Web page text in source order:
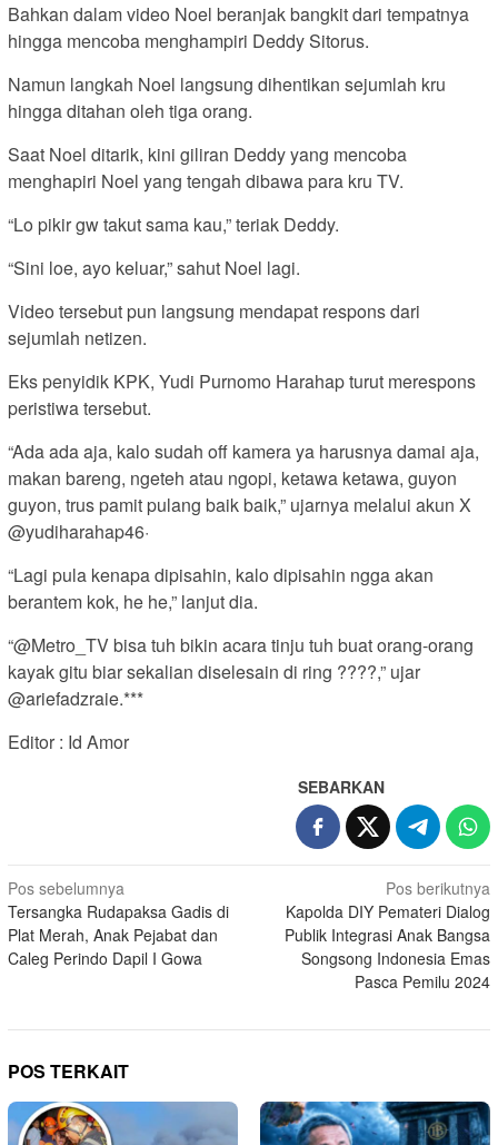
Bahkan dalam video Noel beranjak bangkit dari tempatnya
hingga mencoba menghampiri Deddy Sitorus.
Namun langkah Noel langsung dihentikan sejumlah kru
hingga ditahan oleh tiga orang.
Saat Noel ditarik, kini giliran Deddy yang mencoba
menghapiri Noel yang tengah dibawa para kru TV.
“Lo pikir gw takut sama kau,” teriak Deddy.
“Sini loe, ayo keluar,” sahut Noel lagi.
Video tersebut pun langsung mendapat respons dari
sejumlah netizen.
Eks penyidik KPK, Yudi Purnomo Harahap turut merespons
peristiwa tersebut.
“Ada ada aja, kalo sudah off kamera ya harusnya damai aja,
makan bareng, ngeteh atau ngopi, ketawa ketawa, guyon
guyon, trus pamit pulang baik baik,” ujarnya melalui akun X
@yudiharahap46·
“Lagi pula kenapa dipisahin, kalo dipisahin ngga akan
berantem kok, he he,” lanjut dia.
“@Metro_TV bisa tuh bikin acara tinju tuh buat orang-orang
kayak gitu biar sekalian diselesain di ring ????,” ujar
@ariefadzraie.***
Editor : Id Amor
SEBARKAN
Navigasi
pos
Pos sebelumnya
Tersangka Rudapaksa Gadis di
Plat Merah, Anak Pejabat dan
Caleg Perindo Dapil I Gowa
Pos berikutnya
Kapolda DIY Pemateri Dialog
Publik Integrasi Anak Bangsa
Songsong Indonesia Emas
Pasca Pemilu 2024
POS TERKAIT